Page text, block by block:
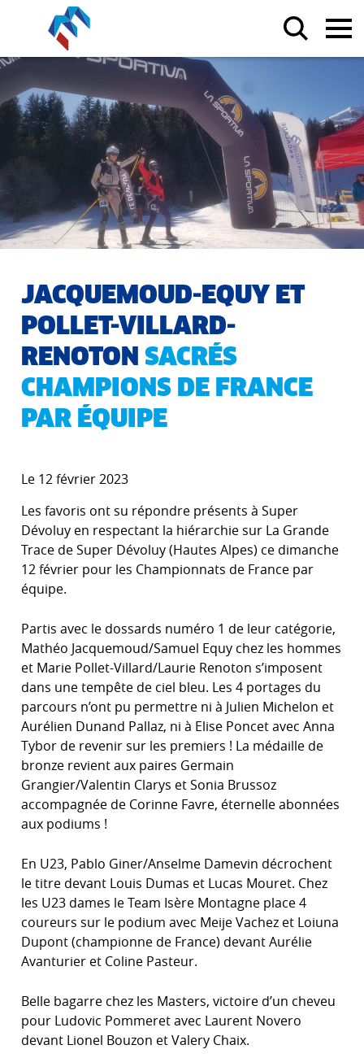
JACQUEMOUD-EQUY ET
POLLET-VILLARD-
RENOTON SACRÉS
CHAMPIONS DE FRANCE
PAR ÉQUIPE
Le 12 février 2023
Les favoris ont su répondre présents à Super
Dévoluy en respectant la hiérarchie sur La Grande
Trace de Super Dévoluy (Hautes Alpes) ce dimanche
12 février pour les Championnats de France par
équipe.
Partis avec le dossards numéro 1 de leur catégorie,
Mathéo Jacquemoud/Samuel Equy chez les hommes
et Marie Pollet-Villard/Laurie Renoton s’imposent
dans une tempête de ciel bleu. Les 4 portages du
parcours n’ont pu permettre ni à Julien Michelon et
Aurélien Dunand Pallaz, ni à Elise Poncet avec Anna
Tybor de revenir sur les premiers ! La médaille de
bronze revient aux paires Germain
Grangier/Valentin Clarys et Sonia Brussoz
accompagnée de Corinne Favre, éternelle abonnées
aux podiums !
En U23, Pablo Giner/Anselme Damevin décrochent
le titre devant Louis Dumas et Lucas Mouret. Chez
les U23 dames le Team Isère Montagne place 4
coureurs sur le podium avec Meije Vachez et Loiuna
Dupont (championne de France) devant Aurélie
Avanturier et Coline Pasteur.
Belle bagarre chez les Masters, victoire d’un cheveu
pour Ludovic Pommeret avec Laurent Novero
devant Lionel Bouzon et Valery Chaix.